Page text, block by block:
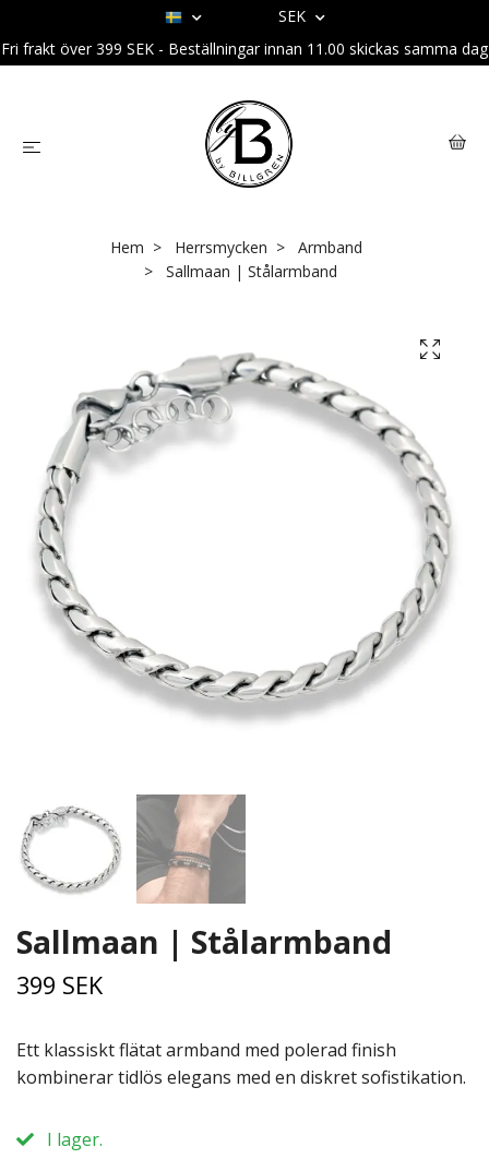
SEK
Fri frakt över 399 SEK - Beställningar innan 11.00 skickas samma dag
Hem Herrsmycken
Armband
Sallmaan | Stålarmband
Sallmaan | Stålarmband
399 SEK
Ett klassiskt flätat armband med polerad finish
kombinerar tidlös elegans med en diskret sofistikation.
I lager.